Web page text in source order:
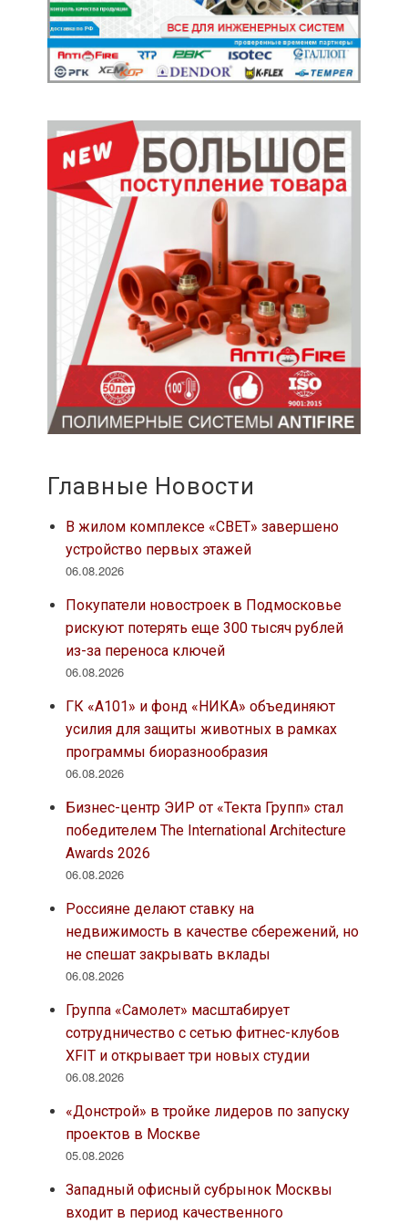
Главные Новости
В жилом комплексе «СВЕТ» завершено
устройство первых этажей
06.08.2026
Покупатели новостроек в Подмосковье
рискуют потерять еще 300 тысяч рублей
из-за переноса ключей
06.08.2026
ГК «А101» и фонд «НИКА» объединяют
усилия для защиты животных в рамках
программы биоразнообразия
06.08.2026
Бизнес-центр ЭИР от «Текта Групп» стал
победителем The International Architecture
Awards 2026
06.08.2026
Россияне делают ставку на
недвижимость в качестве сбережений, но
не спешат закрывать вклады
06.08.2026
Группа «Самолет» масштабирует
сотрудничество с сетью фитнес-клубов
XFIT и открывает три новых студии
06.08.2026
«Донстрой» в тройке лидеров по запуску
проектов в Москве
05.08.2026
Западный офисный субрынок Москвы
входит в период качественного